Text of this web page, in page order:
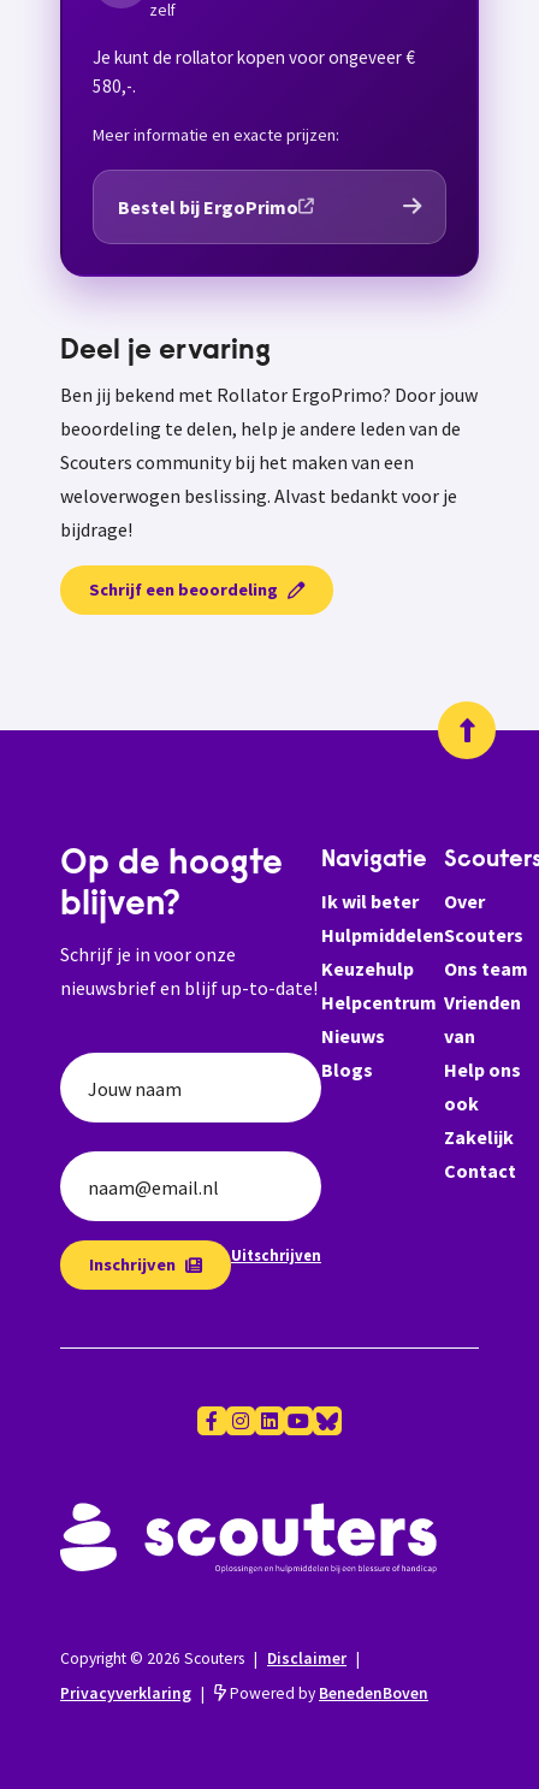
zelf
Je kunt de rollator kopen voor ongeveer €
580,-.
Meer informatie en exacte prijzen:
Bestel bij ErgoPrimo
Deel je ervaring
Ben jij bekend met Rollator ErgoPrimo? Door jouw
beoordeling te delen, help je andere leden van de
Scouters community bij het maken van een
weloverwogen beslissing. Alvast bedankt voor je
bijdrage!
Schrijf een beoordeling
Op de hoogte
blijven?
Schrijf je in voor onze
nieuwsbrief en blijf up-to-date!
Jouw naam
naam@email.nl
Inschrijven Uitschrijven
Navigatie
Ik wil beter
Hulpmiddelen
Keuzehulp
Helpcentrum
Nieuws
Blogs
Over
Scouters
Ons team
Vrienden
van
Help ons
ook
Zakelijk
Contact
Copyright © 2026 Scouters | Disclaimer |
Privacyverklaring | Powered by BenedenBoven